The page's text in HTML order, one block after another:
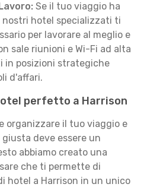
Se il tuo viaggio ha
nostri hotel specializzati ti
per lavorare al meglio e
sale riunioni e Wi-Fi ad alta
in posizioni strategiche
d'affari.
perfetto a Harrison
organizzare il tuo viaggio e
deve essere un
abbiamo creato una
che ti permette di
hotel a Harrison in un unico